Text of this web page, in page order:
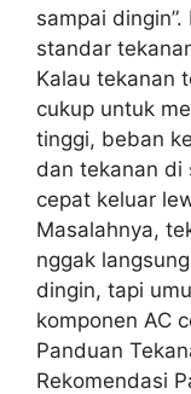
sampai
standar
Kalau tekanan
cukup untuk
tinggi, beban
dan tekanan di
cepat keluar
Masalahnya,
nggak
dingin, tapi
komponen AC
Panduan
Rekomendasi